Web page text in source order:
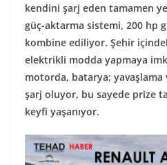
kendini şarj eden tamamen
güç-aktarma sistemi, 200 hp
kombine ediliyor. Şehir
elektrikli modda yapmaya
motorda, batarya; yavaşlama
şarj oluyor, bu sayede prize
keyfi yaşanıyor.